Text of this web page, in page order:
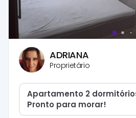
ADRIANA
Proprietário
Apartamento 2
Pronto para morar!